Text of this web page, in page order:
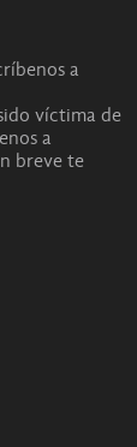
a
víctima de
a
breve te